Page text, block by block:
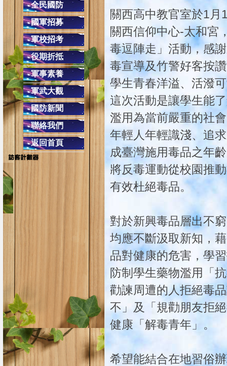
2.不隨意點選不明之網址
交通安全教育４項守
(二)安全空間，不做沒有把握的動作，只要
(四)防衛兼備，防止事
同學上學勿單獨太早到校
配合學校作息時間，課餘時避免單獨
在校遇陌生人
遇陌生人問路，可熱心告知，但不必親自引導
校外發現陌生人跟隨，應快速跑至較多人
全民國防
國軍招募
軍校招考
役期折抵
軍事素養
軍武大觀
國防新聞
聯絡我們
返回首頁
關西高中教官室於1月
關西信仰中心-太和宮
毒逗陣走」活動，感
毒宣導及竹警好客按
學生青春洋溢、活潑
這次活動是讓學生能
濫用為當前嚴重的社
年輕人年輕識淺、追
成臺灣施用毒品之年
將反毒運動從校園推
有效杜絕毒品。
對於新興毒品層出不
均應不斷汲取新知，
品對健康的危害，學
防制學生藥物濫用「
勸諫周遭的人拒絕毒
不」及「規勸朋友拒
健康「解毒青年」。
希望能結合在地習俗